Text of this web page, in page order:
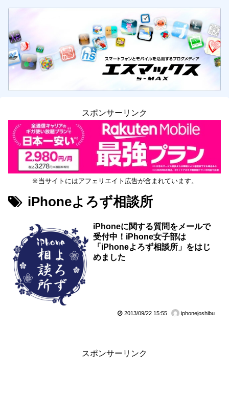
スポンサーリンク
※当サイトにはアフェリエイト広告が含まれています。
iPhoneよろず相談所
iPhoneに関する質問をメールで
受付中！iPhone女子部は
「iPhoneよろず相談所」をはじ
めました
2013/09/22 15:55 iphonejoshibu
スポンサーリンク